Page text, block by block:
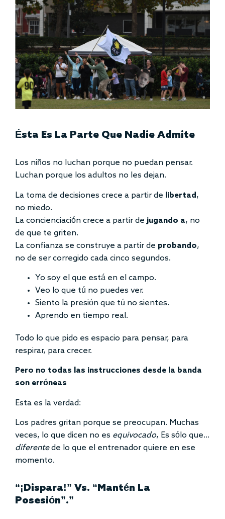
Ésta Es La Parte Que Nadie Admite
Los niños no luchan porque no puedan pensar.
Luchan porque los adultos no les dejan.
La toma de decisiones crece a partir de libertad ,
no miedo.
La concienciación crece a partir de jugando a, no
de que te griten.
La confianza se construye a partir de probando,
no de ser corregido cada cinco segundos.
Yo soy el que está en el campo.
Veo lo que tú no puedes ver.
Siento la presión que tú no sientes.
Aprendo en tiempo real.
Todo lo que pido es espacio para pensar, para
respirar, para crecer.
Pero no todas las instrucciones desde la banda
son erróneas
Esta es la verdad:
Los padres gritan porque se preocupan. Muchas
veces, lo que dicen no es equivocado, Es sólo que...
diferentede lo que el entrenador quiere en ese
momento.
“¡Dispara!” Vs. “Mantén La
Posesión”.”